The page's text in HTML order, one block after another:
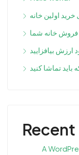
خرید اولین خانه
فروش خانه شما
ارزش بیافزایید
باید تماشا کنید
A